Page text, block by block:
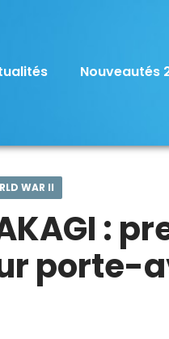
Nouveautés
WAR II
:
porte-